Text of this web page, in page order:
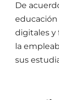
De
digitales y
la
sus